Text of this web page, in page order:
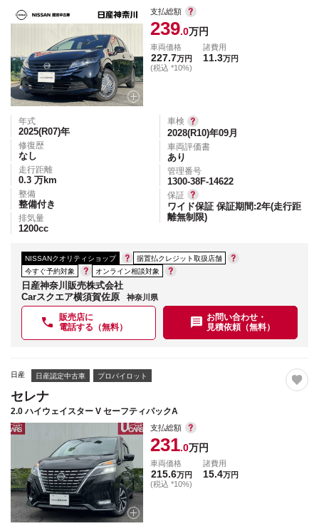
支払総額
239.0万円
車両価格
227.7万円
(税込 *10%)
諸費用
11.3万円
年式
2025(R07)年
修復歴
なし
走行距離
0.3 万km
整備
整備付き
排気量
1200cc
車検
2028(R10)年09月
車両評価書
あり
管理番号
1300-38F-14622
保証
ワイド保証 保証期間:2年(走行距
離無制限)
NISSANクオリティショップ
据置払クレジット取扱店舗
今すぐ予約対象
オンライン相談対象
日産神奈川販売株式会社
Carスクエア横須賀佐原
神奈川県
販売店に
電話する（無料）
お問い合わせ・
見積依頼（無料）
日産 日産認定中古車 プロパイロット
セレナ
2.0 ハイウェイスター V セーフティパックA
支払総額
231.0万円
車両価格
215.6万円
(税込 *10%)
諸費用
15.4万円